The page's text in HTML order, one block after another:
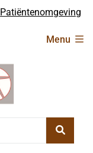
Patiëntenomgeving
Menu